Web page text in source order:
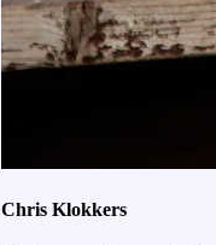
Chris Klokkers